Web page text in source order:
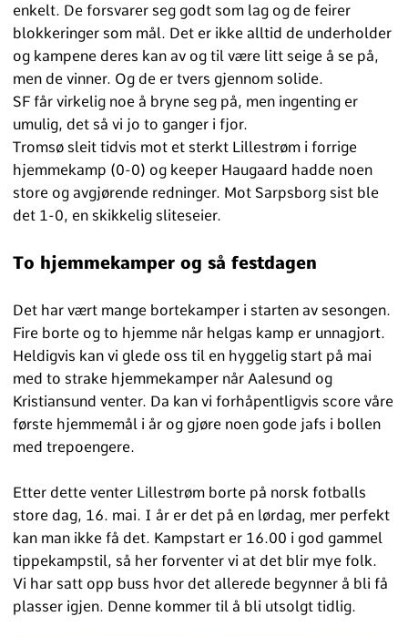
enkelt. De forsvarer seg godt som lag og de feirer
blokkeringer som mål. Det er ikke alltid de underholder
og kampene deres kan av og til være litt seige å se på,
men de vinner. Og de er tvers gjennom solide.
SF får virkelig noe å bryne seg på, men ingenting er
umulig, det så vi jo to ganger i fjor.
Tromsø sleit tidvis mot et sterkt Lillestrøm i forrige
hjemmekamp (0-0) og keeper Haugaard hadde noen
store og avgjørende redninger. Mot Sarpsborg sist ble
det 1-0, en skikkelig sliteseier.
To hjemmekamper og så festdagen
Det har vært mange bortekamper i starten av sesongen.
Fire borte og to hjemme når helgas kamp er unnagjort.
Heldigvis kan vi glede oss til en hyggelig start på mai
med to strake hjemmekamper når Aalesund og
Kristiansund venter. Da kan vi forhåpentligvis score våre
første hjemmemål i år og gjøre noen gode jafs i bollen
med trepoengere.
Etter dette venter Lillestrøm borte på norsk fotballs
store dag, 16. mai. I år er det på en lørdag, mer perfekt
kan man ikke få det. Kampstart er 16.00 i god gammel
tippekampstil, så her forventer vi at det blir mye folk.
Vi har satt opp buss hvor det allerede begynner å bli få
plasser igjen. Denne kommer til å bli utsolgt tidlig.